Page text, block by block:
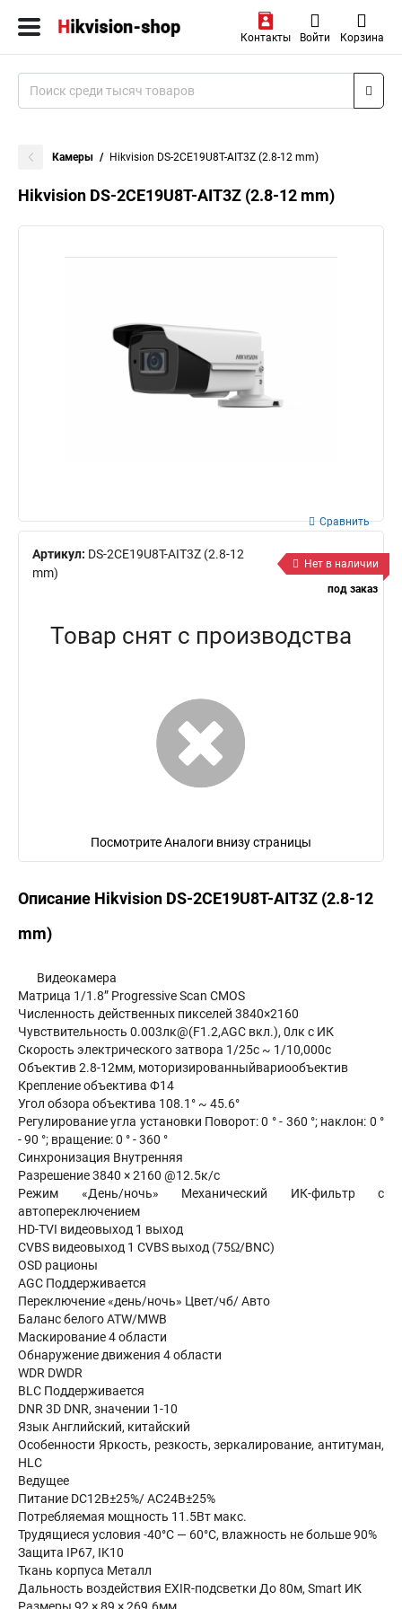
Контакты Войти Корзина
Камеры Hikvision DS-2CE19U8T-AIT3Z (2.8-12 mm)
Hikvision DS-2CE19U8T-AIT3Z (2.8-12 mm)
Артикул: DS-2CE19U8T-AIT3Z (2.8-12
mm)
Сравнить
Нет в наличии
под заказ
Товар снят с производства
Посмотрите Аналоги внизу страницы
Описание Hikvision DS-2CE19U8T-AIT3Z (2.8-12
mm)
Видеокамера
Матрица 1/1.8” Progressive Scan CMOS
Численность действенных пикселей 3840×2160
Чувствительность 0.003лк@(F1.2,AGC вкл.), 0лк с ИК
Скорость электрического затвора 1/25с ~ 1/10,000с
Объектив 2.8-12мм, моторизированныйвариообъектив
Крепление объектива Ф14
Угол обзора объектива 108.1° ~ 45.6°
Регулирование угла установки Поворот: 0 ° - 360 °; наклон: 0 °
- 90 °; вращение: 0 ° - 360 °
Синхронизация Внутренняя
Разрешение 3840 × 2160 @12.5к/с
Режим «День/ночь» Механический ИК-фильтр с
автопереключением
HD-TVI видеовыход 1 выход
CVBS видеовыход 1 CVBS выход (75Ω/BNC)
OSD рационы
AGC Поддерживается
Переключение «день/ночь» Цвет/чб/ Авто
Баланс белого ATW/MWB
Маскирование 4 области
Обнаружение движения 4 области
WDR DWDR
BLC Поддерживается
DNR 3D DNR, значении 1-10
Язык Английский, китайский
Особенности Яркость, резкость, зеркалирование, антитуман,
HLC
Ведущее
Питание DC12В±25%/ AC24В±25%
Потребляемая мощность 11.5Вт макс.
Трудящиеся условия -40°С — 60°С, влажность не больше 90%
Защита IP67, IK10
Ткань корпуса Металл
Дальность воздействия EXIR-подсветки До 80м, Smart ИК